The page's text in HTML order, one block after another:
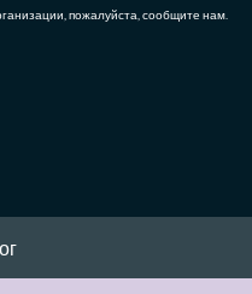
пожалуйста, сообщите нам.